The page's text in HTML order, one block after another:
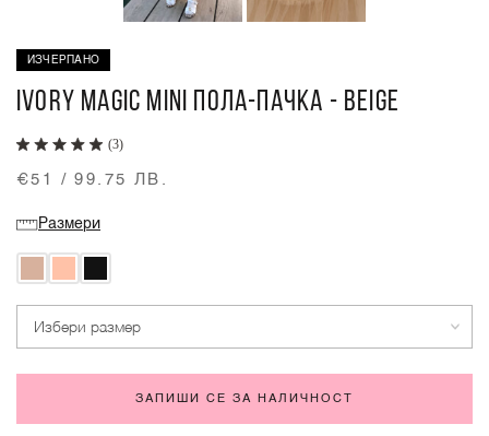
ИЗЧЕРПАНО
IVORY MAGIC MINI ПОЛА-ПАЧКА - BEIGE
(3)
€51 / 99.75 ЛВ.
Размери
Избери размер
ЗАПИШИ СЕ ЗА НАЛИЧНОСТ